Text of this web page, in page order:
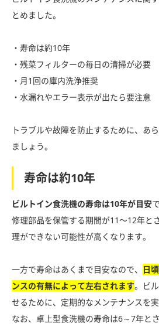
とめました。
・寿命は約10年
・残菜フィルターの毎日の清掃が必要
・月1回の庫内洗浄推奨
・水漏れやエラー表示が出たら要注意
トラブルや故障を防止するために、あ
ましょう。
寿命は約10年
ビルトイン食洗機の寿命は10年が目安
修理部品を保管する期間が11〜12年と
理ができない可能性が高くなります。
一方で寿命はあくまで目安なので、
日
ンスの有無によって左右されます。ビ
せるために、定期的なメンテナンスを
なお、卓上型食洗機の寿命は6～7年と